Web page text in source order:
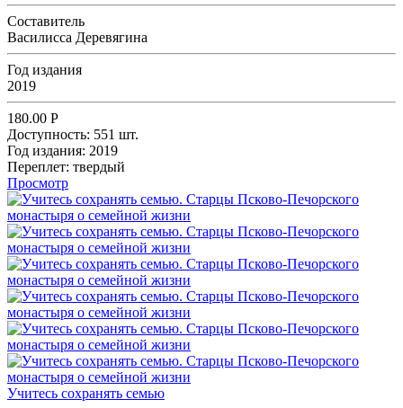
Составитель
Василисса Деревягина
Год издания
2019
180.00 Р
Доступность: 551 шт.
Год издания: 2019
Переплет: твердый
Просмотр
Учитесь сохранять семью